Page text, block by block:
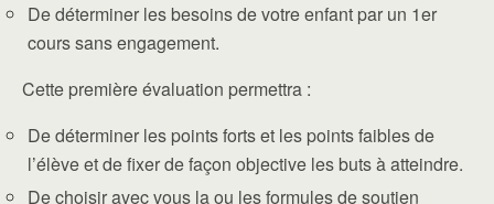
De déterminer les besoins de votre enfant par un 1er
cours sans engagement.
Cette première évaluation permettra :
De déterminer les points forts et les points faibles de
l’élève et de fixer de façon objective les buts à atteindre.
De choisir avec vous la ou les formules de soutien